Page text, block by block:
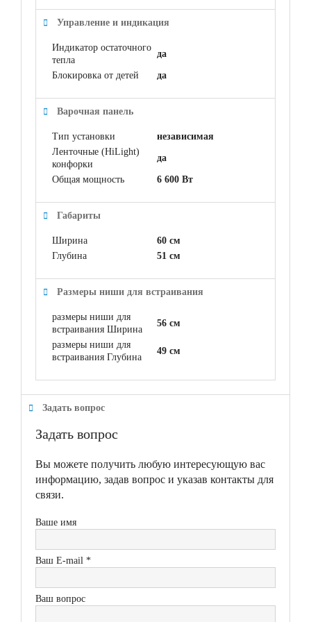
Управление и индикация
Индикатор остаточного
тепла
да
Блокировка от детей да
Варочная панель
Тип установки
независимая
Ленточные (HiLight)
конфорки
да
Общая мощность 6 600 Вт
Габариты
Ширина
60 см
Глубина
51 см
Размеры ниши для встраивания
размеры ниши для
встраивания Ширина
56 см
размеры ниши для
встраивания Глубина
49 см
Задать вопрос
Задать вопрос
Вы можете получить любую интересующую вас
информацию, задав вопрос и указав контакты для
связи.
Ваше имя
Ваш E-mail *
Ваш вопрос